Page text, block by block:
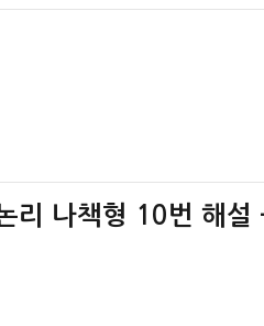
리 나책형 10번 해설